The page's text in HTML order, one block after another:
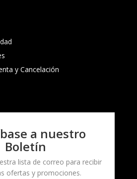
y Cancelación
a nuestro
Boletín
lista de correo para recibir
ofertas y promociones.